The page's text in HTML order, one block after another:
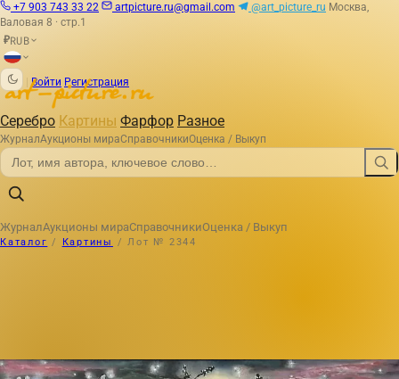
+7 903 743 33 22 artpicture.ru@gmail.com @art_picture_ru Москва,
Валовая 8 · стр.1
₽RUB
Войти Регистрация
Серебро Картины Фарфор Разное
ЖурналАукционы мираСправочникиОценка / Выкуп
ЖурналАукционы мираСправочникиОценка / Выкуп
Каталог / Картины / Лот № 2344